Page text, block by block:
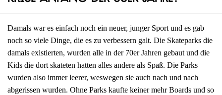
Damals war es einfach noch ein neuer, junger Sport und es gab
noch so viele Dinge, die es zu verbessern galt. Die Skateparks die
damals existierten, wurden alle in der 70er Jahren gebaut und die
Kids die dort skateten hatten alles andere als Spaß. Die Parks
wurden also immer leerer, weswegen sie auch nach und nach
abgerissen wurden. Ohne Parks kaufte keiner mehr Boards und so